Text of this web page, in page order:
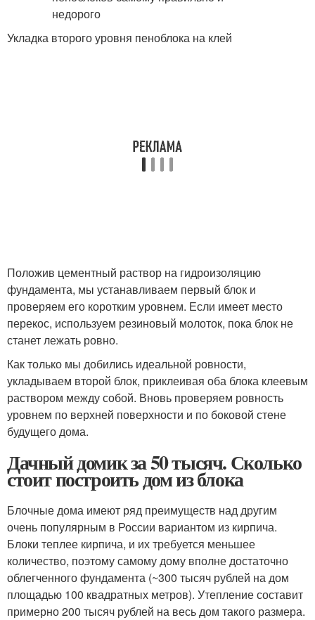
Укладка второго уровня пеноблока на клей
Положив цементный раствор на гидроизоляцию
фундамента, мы устанавливаем первый блок и
проверяем его коротким уровнем. Если имеет место
перекос, используем резиновый молоток, пока блок не
станет лежать ровно.
Как только мы добились идеальной ровности,
укладываем второй блок, приклеивая оба блока клеевым
раствором между собой. Вновь проверяем ровность
уровнем по верхней поверхности и по боковой стене
будущего дома.
Дачный домик за 50 тысяч. Сколько
стоит построить дом из блока
Блочные дома имеют ряд преимуществ над другим
очень популярным в России вариантом из кирпича.
Блоки теплее кирпича, и их требуется меньшее
количество, поэтому самому дому вполне достаточно
облегченного фундамента (~300 тысяч рублей на дом
площадью 100 квадратных метров). Утепление составит
примерно 200 тысяч рублей на весь дом такого размера.